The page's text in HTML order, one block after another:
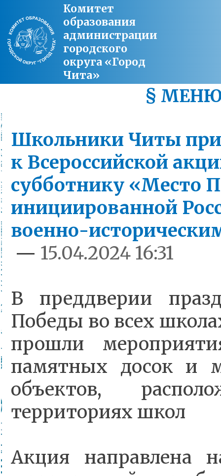
Комитет
образования
администрации
городского
округа «Город
Чита»
§
Школьники Читы
к Всероссийской
субботнику «Место
инициированной
военно-
— 15.04.2024 16:31
В преддверии
Победы во всех
прошли
памятных досок и
объектов,
территориях школ
Акция направлена